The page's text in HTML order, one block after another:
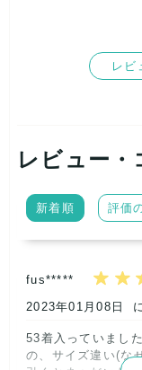
レビ
レビュー・
新着順 評価
fus*****
2023年01月08日
53着入っていまし
の、サイズ違い(な